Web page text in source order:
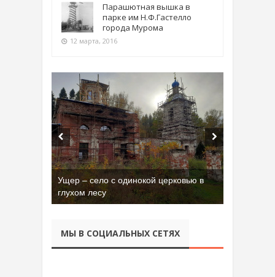
Парашютная вышка в
парке им Н.Ф.Гастелло
города Мурома
12 марта, 2016
Ущер – село с одинокой церковью в
глухом лесу
МЫ В СОЦИАЛЬНЫХ СЕТЯХ